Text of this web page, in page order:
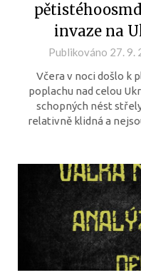
invaze na
Publikováno 27. 9.
Včera v noci došlo k
poplachu nad celou
schopných nést
relativně klidná a